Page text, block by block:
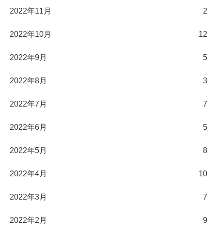
2022年11月 2
2022年10月 12
2022年9月 5
2022年8月 3
2022年7月 7
2022年6月 5
2022年5月 8
2022年4月 10
2022年3月 7
2022年2月 9